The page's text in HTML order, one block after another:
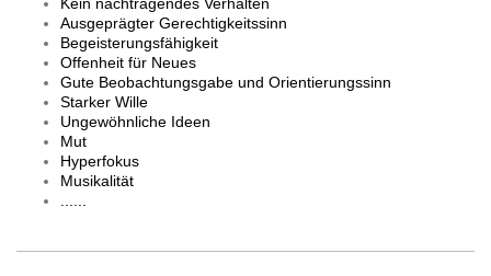
Kein nachtragendes Verhalten
Ausgeprägter Gerechtigkeitssinn
Begeisterungsfähigkeit
Offenheit für Neues
Gute Beobachtungsgabe und Orientierungssinn
Starker Wille
Ungewöhnliche Ideen
Mut
Hyperfokus
Musikalität
......